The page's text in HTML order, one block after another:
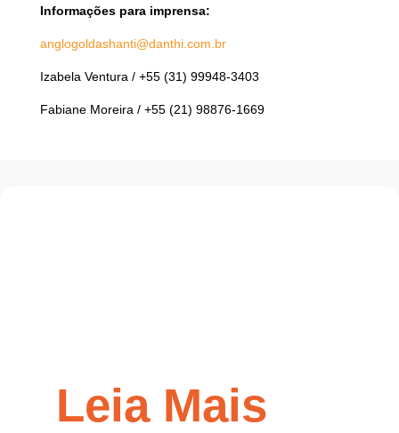
Informações para imprensa:
anglogoldashanti@danthi.com.br
Izabela Ventura / +55 (31) 99948-3403
Fabiane Moreira / +55 (21) 98876-1669
Leia Mais